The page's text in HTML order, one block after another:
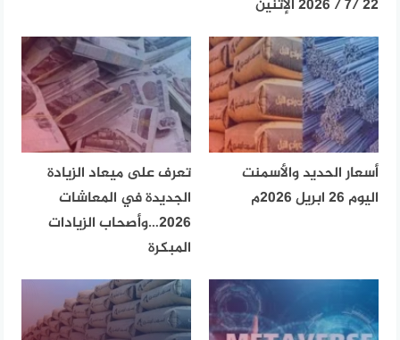
22 /7 / 2026 الإثنين
أسعار الحديد والأسمنت
اليوم 26 ابريل 2026م
تعرف على ميعاد الزيادة
الجديدة في المعاشات
2026…وأصحاب الزيادات
المبكرة